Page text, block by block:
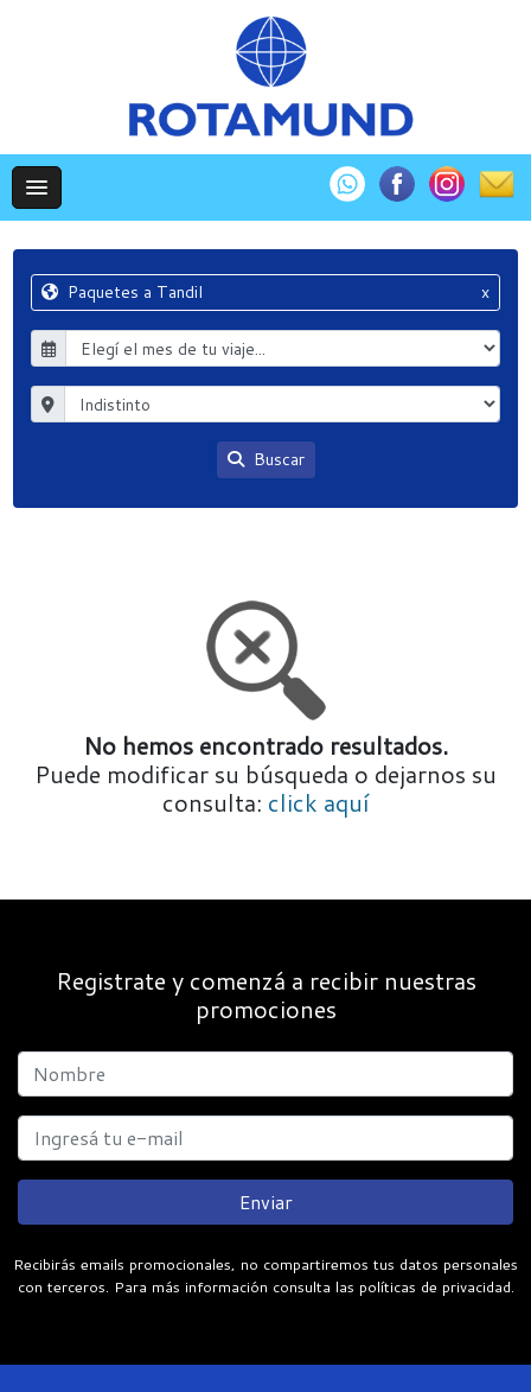
Paquetes a Tandil x
Buscar
No hemos encontrado resultados.
Puede modificar su búsqueda o dejarnos su
consulta: click aquí
Registrate y comenzá a recibir nuestras
promociones
Enviar
Recibirás emails promocionales, no compartiremos tus datos personales
con terceros. Para más información consulta las políticas de privacidad.